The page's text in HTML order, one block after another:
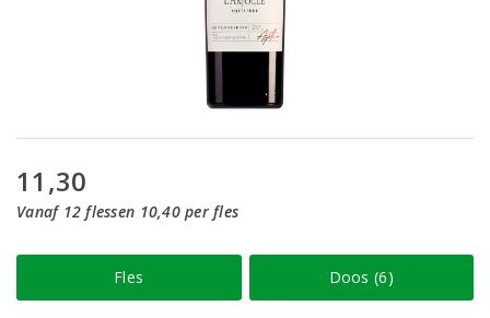
11,30
Vanaf 12 flessen 10,40 per fles
Fles Doos (6)